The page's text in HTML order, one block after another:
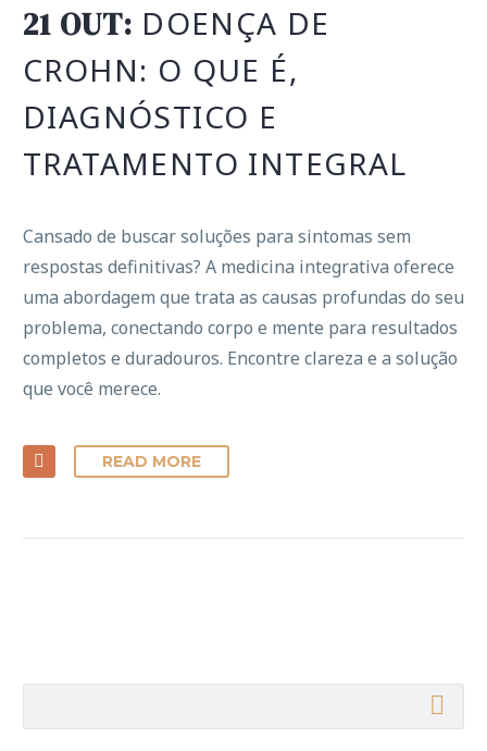
21 OUT: DOENÇA DE
CROHN: O QUE É,
DIAGNÓSTICO E
TRATAMENTO INTEGRAL
Cansado de buscar soluções para sintomas sem
respostas definitivas? A medicina integrativa oferece
uma abordagem que trata as causas profundas do seu
problema, conectando corpo e mente para resultados
completos e duradouros. Encontre clareza e a solução
que você merece.
READ MORE